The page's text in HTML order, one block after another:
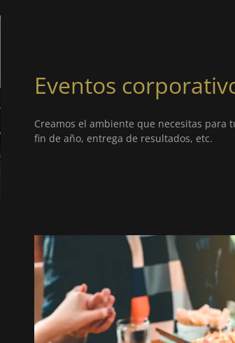
Eventos
Creamos el ambiente que necesitas para
fin de año, entrega de resultados, etc.